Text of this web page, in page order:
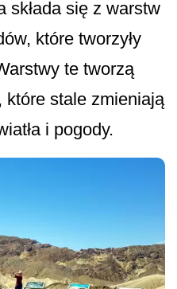
składa się z warstw
które tworzyły
te tworzą
które stale zmieniają
i pogody.